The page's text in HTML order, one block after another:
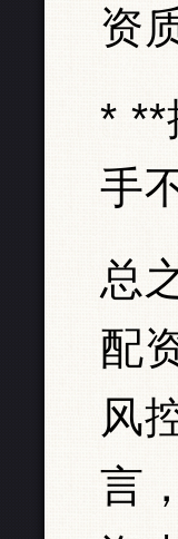
资
* **
手
总
配
风
言